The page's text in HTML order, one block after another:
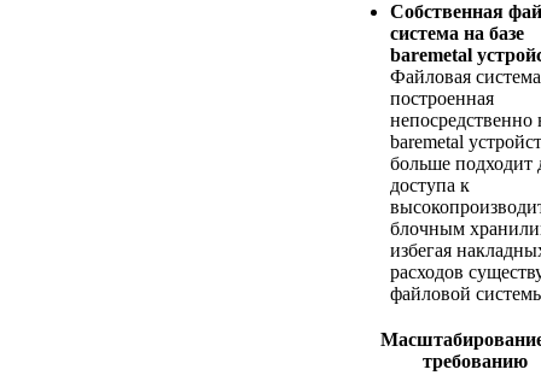
Собственная
система на базе
baremetal
Файловая
построенная
непосредственно
baremetal
больше подходит
доступа к
блочным
избегая
расходов
файловой
требованию